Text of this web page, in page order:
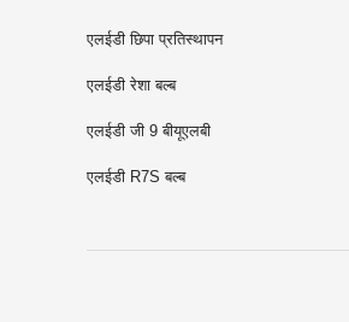
एलईडी छिपा प्रतिस्थापन
एलईडी रेशा बल्ब
एलईडी जी 9 बीयूएलबी
एलईडी R7S बल्ब